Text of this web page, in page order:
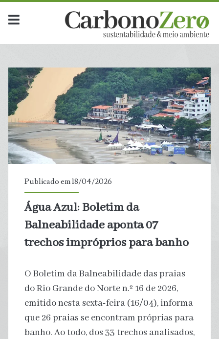
Publicado em 18/04/2026
Água Azul: Boletim da
Balneabilidade aponta 07
trechos impróprios para banho
O Boletim da Balneabilidade das praias
do Rio Grande do Norte n.º 16 de 2026,
emitido nesta sexta-feira (16/04), informa
que 26 praias se encontram próprias para
banho. Ao todo, dos 33 trechos analisados,